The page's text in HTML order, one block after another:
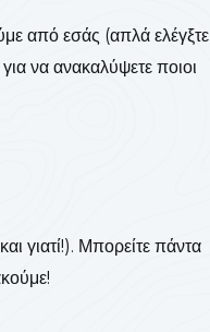
από εσάς (απλά ελέγξτε
να ανακαλύψετε ποιοι
γιατί!). Μπορείτε πάντα